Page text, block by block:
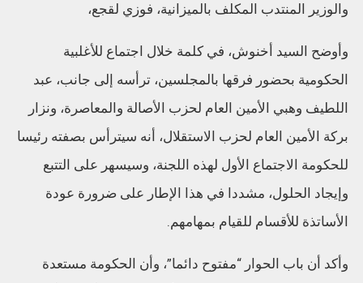
والوزير المنتدب المكلف بالميزانية، فوزي لقجع،
وأوضح السيد أخنوش، في كلمة خلال اجتماع للأغلبية
الحكومية بحضور فرقها بالمجلسين، ترأسه إلى جانب، عبد
اللطيف وهبي الأمين العام لحزب الأصالة والمعاصرة، ونزار
بركة الأمين العام لحزب الاستقلال، أنه سيترأس بصفته رئيسا
للحكومة الاجتماع الأول لهذه اللجنة، وسيسهر على التتبع
وإيجاد الحلول، مشددا في هذا الإطار على ضرورة عودة
الأساتذة للأقسام للقيام بمهامهم.
وأكد أن باب الحوار “مفتوح دائما”، وأن الحكومة مستعدة